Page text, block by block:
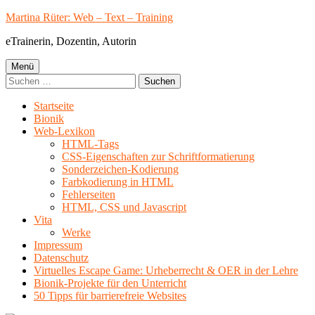
Springe
Inhalt
Martina Rüter: Web – Text – Training
eTrainerin, Dozentin, Autorin
Primäres
Menü
Menü
Suchen
nach:
Startseite
Bionik
Web-Lexikon
HTML-Tags
CSS-Eigenschaften zur Schriftformatierung
Sonderzeichen-Kodierung
Farbkodierung in HTML
Fehlerseiten
HTML, CSS und Javascript
Vita
Werke
Impressum
Datenschutz
Virtuelles Escape Game: Urheberrecht & OER in der Lehre
Bionik-Projekte für den Unterricht
50 Tipps für barrierefreie Websites